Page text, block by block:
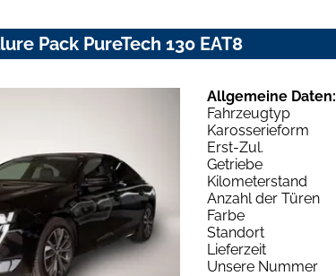
Pack PureTech 130 EAT8
Allgemeine Daten:
Fahrzeugtyp
Karosserieform
Erst-Zul.
Getriebe
Kilometerstand
Anzahl der Türen
Farbe
Standort
Lieferzeit
Unsere Nummer